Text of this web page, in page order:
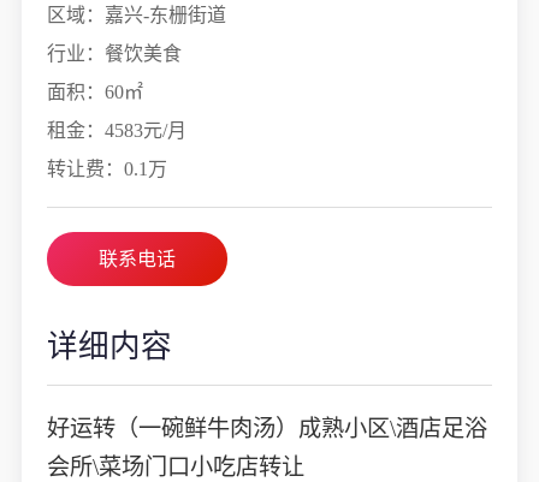
区域：嘉兴-东栅街道
行业：餐饮美食
面积：60㎡
租金：4583元/月
转让费：0.1万
联系电话
详细内容
好运转（一碗鲜牛肉汤）成熟小区\酒店足浴
会所\菜场门口小吃店转让